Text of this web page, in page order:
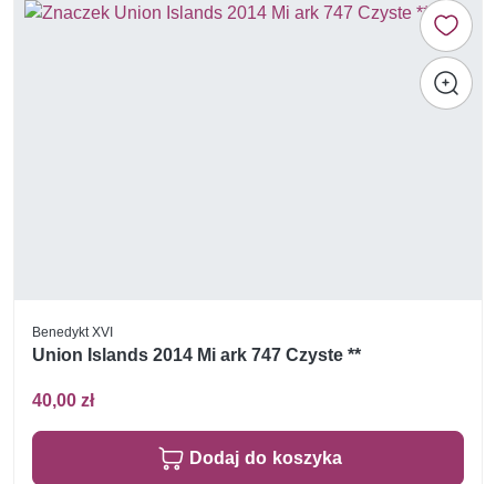
Benedykt XVI
Union Islands 2014 Mi ark 747 Czyste **
40,00 zł
Dodaj do koszyka